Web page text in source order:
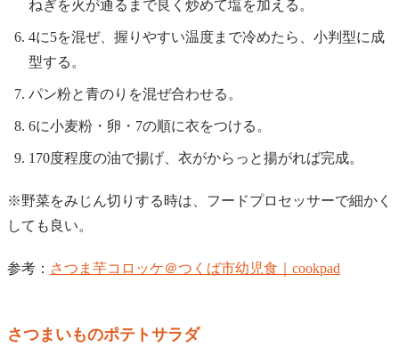
ねぎを火が通るまで良く炒めて塩を加える。
4に5を混ぜ、握りやすい温度まで冷めたら、小判型に成
型する。
パン粉と青のりを混ぜ合わせる。
6に小麦粉・卵・7の順に衣をつける。
170度程度の油で揚げ、衣がからっと揚がれば完成。
※野菜をみじん切りする時は、フードプロセッサーで細かく
しても良い。
参考： さつま芋コロッケ＠つくば市幼児食｜cookpad
さつまいものポテトサラダ